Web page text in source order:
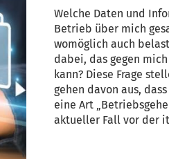
Welche Daten und
Betrieb über mich
womöglich auch
dabei, das gegen
kann? Diese Frage
gehen davon aus,
eine Art
aktueller Fall vor der